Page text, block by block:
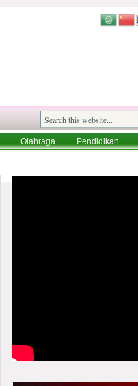
Olahraga Pendidikan